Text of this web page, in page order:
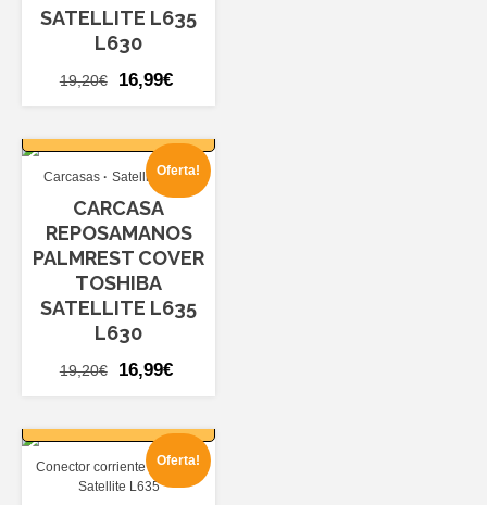
SATELLITE L635
L630
19,20€
El
era:
19,20€.
16,99€
16,99€.
Oferta!
Carcasas Satellite L635
CARCASA
REPOSAMANOS
PALMREST COVER
TOSHIBA
SATELLITE L635
L630
19,20€
El
era:
19,20€.
16,99€
16,99€.
Oferta!
Conector corriente dc jack
Satellite L635